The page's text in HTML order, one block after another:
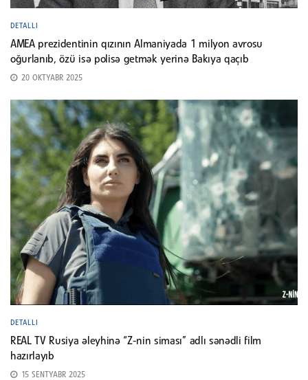
DETALLI
AMEA prezidentinin qızının Almaniyada 1 milyon avrosu
oğurlanıb, özü isə polisə getmək yerinə Bakıya qaçıb
20 OKTYABR 2025
DETALLI
REAL TV Rusiya əleyhinə “Z-nin siması” adlı sənədli film
hazırlayıb
15 SENTYABR 2025